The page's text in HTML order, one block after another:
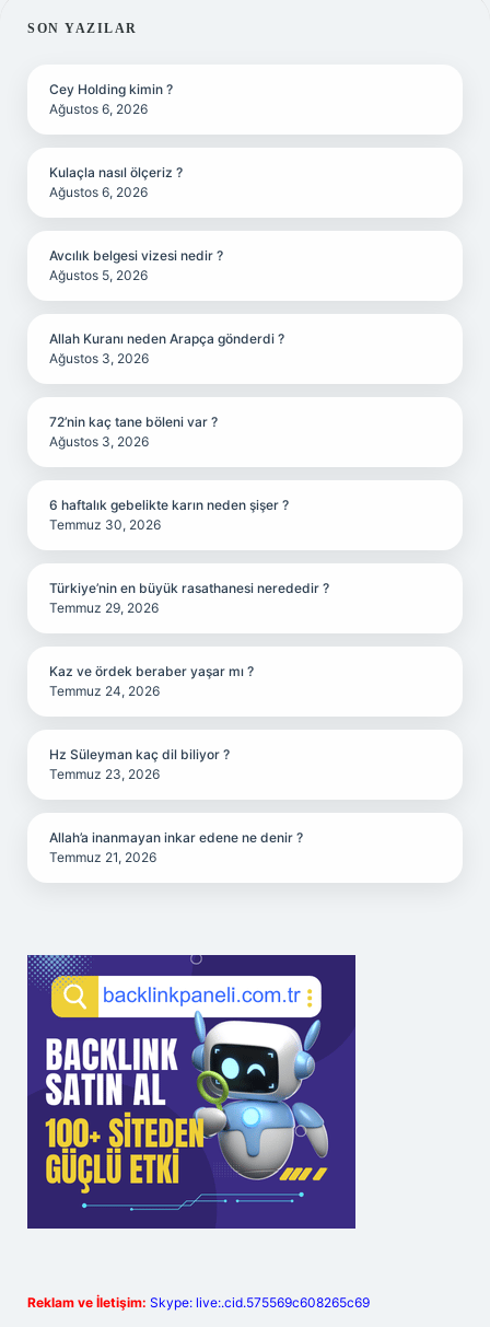
SIDEBAR
SON YAZILAR
Cey Holding kimin ?
Ağustos 6, 2026
Kulaçla nasıl ölçeriz ?
Ağustos 6, 2026
Avcılık belgesi vizesi nedir ?
Ağustos 5, 2026
Allah Kuranı neden Arapça gönderdi ?
Ağustos 3, 2026
72’nin kaç tane böleni var ?
Ağustos 3, 2026
6 haftalık gebelikte karın neden şişer ?
Temmuz 30, 2026
Türkiye’nin en büyük rasathanesi nerededir ?
Temmuz 29, 2026
Kaz ve ördek beraber yaşar mı ?
Temmuz 24, 2026
Hz Süleyman kaç dil biliyor ?
Temmuz 23, 2026
Allah’a inanmayan inkar edene ne denir ?
Temmuz 21, 2026
Reklam ve İletişim: Skype: live:.cid.575569c608265c69